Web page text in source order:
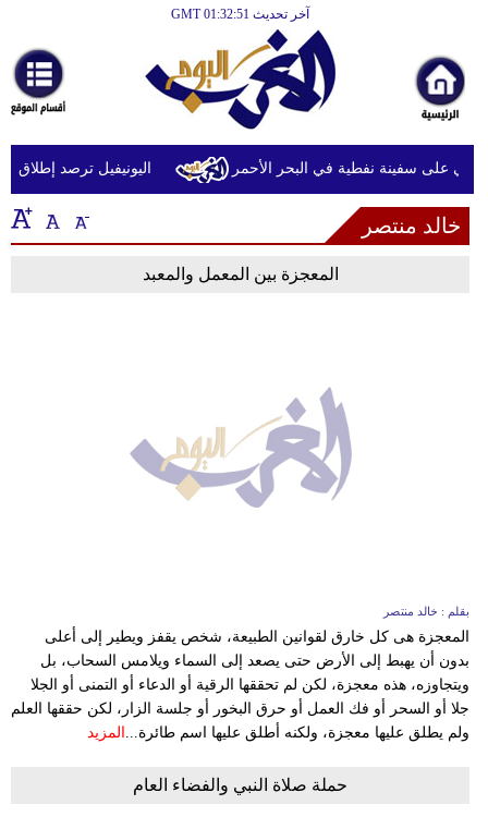
آخر تحديث GMT 01:32:51
أخبارعاجلة
رياضة
ثقافة
إقتصاد
البرلمان
المغربي
إعلام
اليونيفيل ترصد إطلاق 113 مقذوفا إسرائيليا على لبنان خلال يوم واحد على سفينة نفطية في البحر الأحمر
خالد منتصر
المعجزة بين المعمل والمعبد
بقلم : خالد منتصر
المعجزة هى كل خارق لقوانين الطبيعة، شخص يقفز ويطير إلى أعلى
بدون أن يهبط إلى الأرض حتى يصعد إلى السماء ويلامس السحاب، بل
ويتجاوزه، هذه معجزة، لكن لم تحققها الرقية أو الدعاء أو التمنى أو الجلا
جلا أو السحر أو فك العمل أو حرق البخور أو جلسة الزار، لكن حققها العلم
ولم يطلق عليها معجزة، ولكنه أطلق عليها اسم طائرة... المزيد
حملة صلاة النبي والفضاء العام